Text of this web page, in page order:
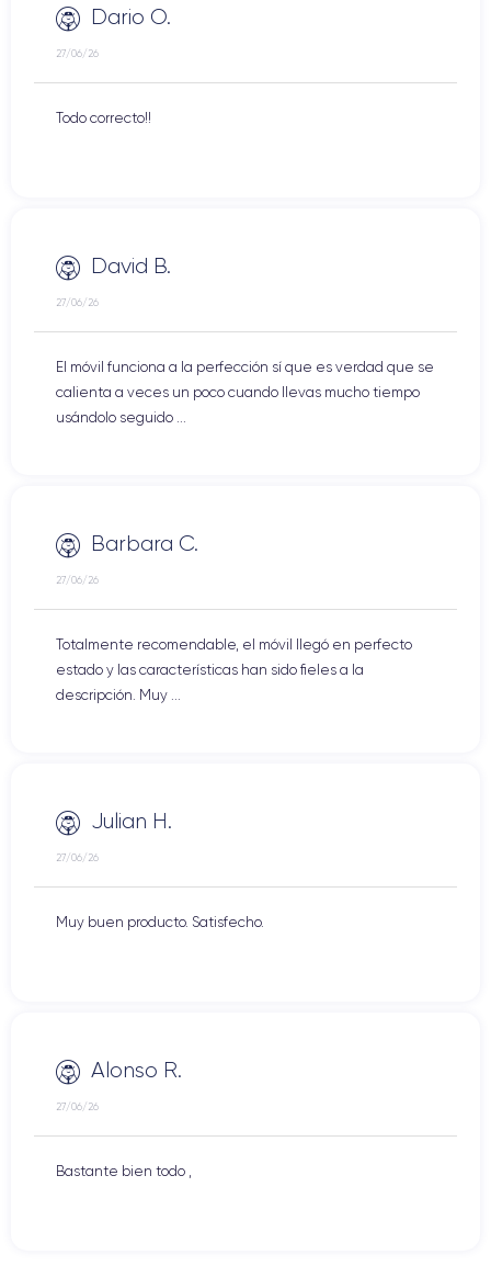
Dario O.
27/06/26
Todo correcto!!
David B.
27/06/26
El móvil funciona a la perfección sí que es verdad que se
calienta a veces un poco cuando llevas mucho tiempo
usándolo seguido ...
Barbara C.
27/06/26
Totalmente recomendable, el móvil llegó en perfecto
estado y las características han sido fieles a la
descripción. Muy ...
Julian H.
27/06/26
Muy buen producto. Satisfecho.
Alonso R.
27/06/26
Bastante bien todo ,